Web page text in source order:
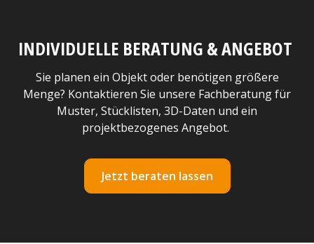
INDIVIDUELLE BERATUNG & ANGEBOT
Sie planen ein Objekt oder benötigen größere
Menge? Kontaktieren Sie unsere Fachberatung für
Muster, Stücklisten, 3D-Daten und ein
projektbezogenes Angebot.
Jetzt beraten lassen